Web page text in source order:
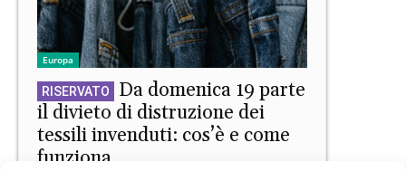
Europa
Da domenica 19 parte
il divieto di distruzione dei
tessili invenduti: cos’è e come
funziona